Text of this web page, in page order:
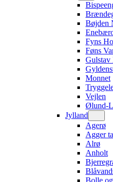
Bøjden
Fyns
Føns
Gulstav
Monnet
Vejlen
Ølund-
Jylland
Agerø
Agger
Alrø
Anholt
Bolle